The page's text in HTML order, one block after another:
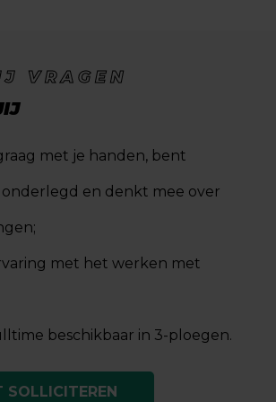
VRAGEN
met je handen, bent
en denkt mee over
met het werken met
beschikbaar in 3-ploegen.
SOLLICITEREN